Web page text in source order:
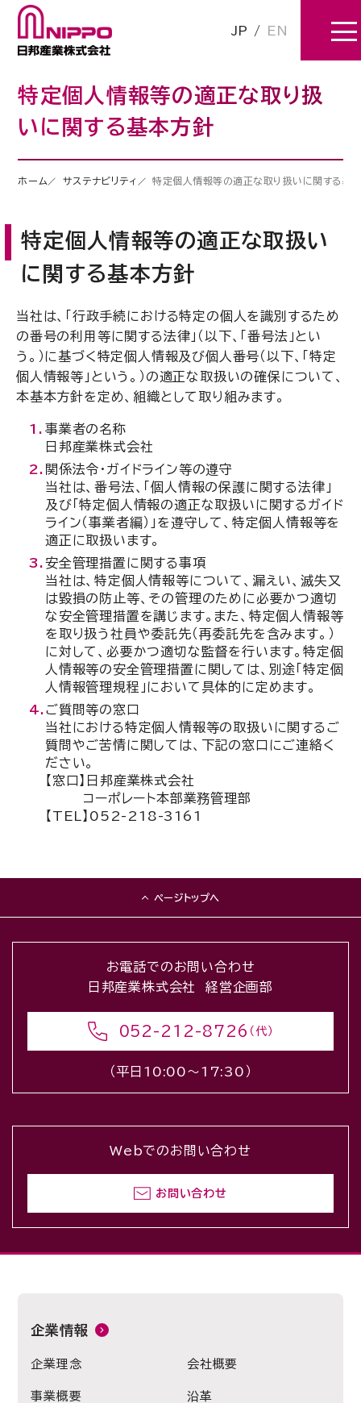
JP / EN
特定個人情報等の適正な取り扱
いに関する基本方針
ホーム サステナビリティ 特定個人情報等の適正な取り扱いに関する基
特定個人情報等の適正な取扱い
に関する基本方針
当社は、「行政手続における特定の個人を識別するため
の番号の利用等に関する法律」（以下、「番号法」とい
う。）に基づく特定個人情報及び個人番号（以下、「特定
個人情報等」という。）の適正な取扱いの確保について、
本基本方針を定め、組織として取り組みます。
事業者の名称
日邦産業株式会社
関係法令・ガイドライン等の遵守
当社は、番号法、「個人情報の保護に関する法律」
及び「特定個人情報の適正な取扱いに関するガイド
ライン（事業者編）」を遵守して、特定個人情報等を
適正に取扱います。
安全管理措置に関する事項
当社は、特定個人情報等について、漏えい、滅失又
は毀損の防止等、その管理のために必要かつ適切
な安全管理措置を講じます。また、特定個人情報等
を取り扱う社員や委託先（再委託先を含みます。）
に対して、必要かつ適切な監督を行います。特定個
人情報等の安全管理措置に関しては、別途「特定個
人情報管理規程」において具体的に定めます。
ご質問等の窓口
当社における特定個人情報等の取扱いに関するご
質問やご苦情に関しては、下記の窓口にご連絡く
ださい。
【窓口】日邦産業株式会社
コーポレート本部業務管理部
【TEL】052-218-3161
ページトップへ
お電話でのお問い合わせ
日邦産業株式会社 経営企画部
052-212-8726 （代）
（平日10:00〜17:30）
Webでのお問い合わせ
お問い合わせ
企業情報
企業理念 会社概要
事業概要 沿革